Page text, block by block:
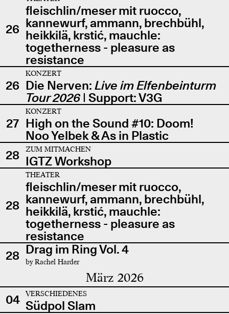
26
fleischlin/meser mit ruocco,
kannewurf, ammann, brechbühl,
heikkilä, krstić, mauchle:
togetherness - pleasure as
resistance
26
KONZERT
Die Nerven: Live im Elfenbeinturm
Tour 2026| Support: V3G
27
KONZERT
High on the Sound #10: Doom!
Noo Yelbek & As in Plastic
28
ZUM MITMACHEN
IGTZ Workshop
28
THEATER
fleischlin/meser mit ruocco,
kannewurf, ammann, brechbühl,
heikkilä, krstić, mauchle:
togetherness - pleasure as
resistance
28 Drag im Ring Vol. 4
by Rachel Harder
März 2026
04 VERSCHIEDENES
Südpol Slam